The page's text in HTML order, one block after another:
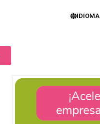
IDIOMA